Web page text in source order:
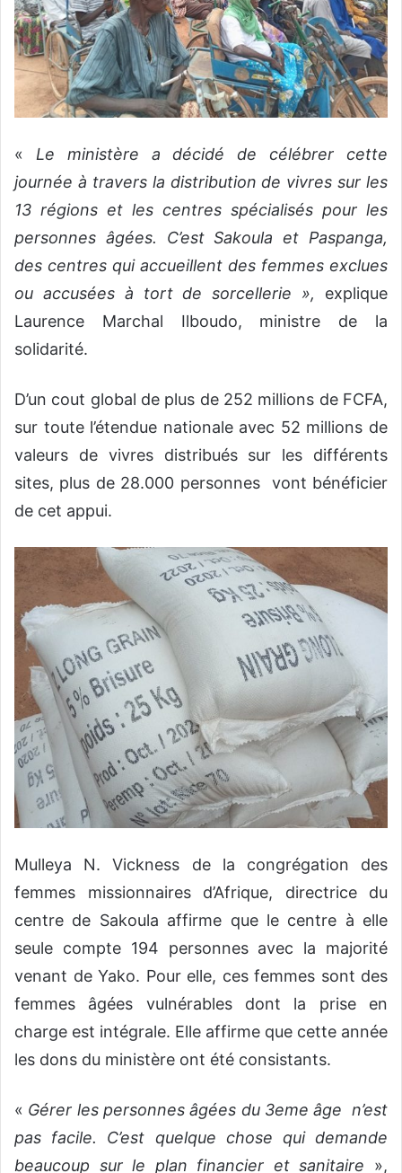
« Le ministère a décidé de célébrer cette
journée à travers la distribution de vivres sur les
13 régions et les centres spécialisés pour les
personnes âgées. C’est Sakoula et Paspanga,
des centres qui accueillent des femmes exclues
ou accusées à tort de sorcellerie », explique
Laurence Marchal Ilboudo, ministre de la
solidarité.
D’un cout global de plus de 252 millions de FCFA,
sur toute l’étendue nationale avec 52 millions de
valeurs de vivres distribués sur les différents
sites, plus de 28.000 personnes vont bénéficier
de cet appui.
Mulleya N. Vickness de la congrégation des
femmes missionnaires d’Afrique, directrice du
centre de Sakoula affirme que le centre à elle
seule compte 194 personnes avec la majorité
venant de Yako. Pour elle, ces femmes sont des
femmes âgées vulnérables dont la prise en
charge est intégrale. Elle affirme que cette année
les dons du ministère ont été consistants.
« Gérer les personnes âgées du 3eme âge n’est
pas facile. C’est quelque chose qui demande
beaucoup sur le plan financier et sanitaire »,